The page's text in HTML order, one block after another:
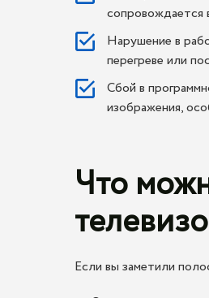
сопровождается
Нарушение в
перегреве или
Сбой в
изображения,
Что
Если вы заметили